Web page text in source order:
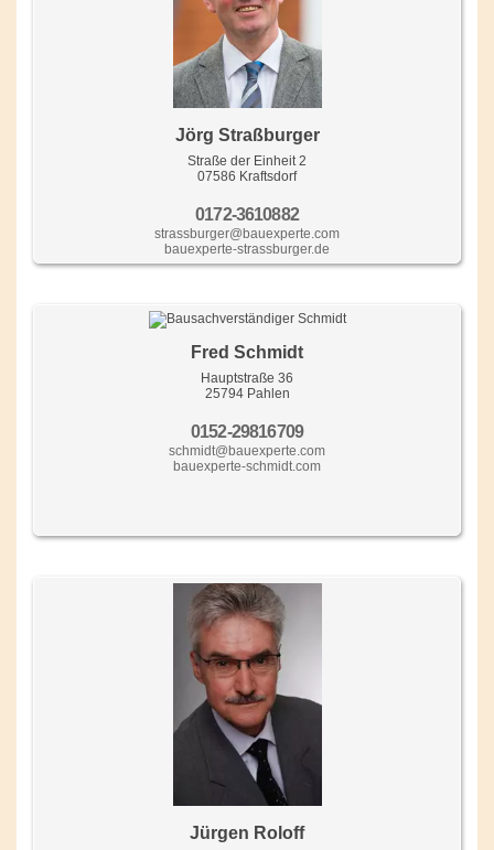
Jörg Straßburger
Straße der Einheit 2
07586 Kraftsdorf
0172-3610882
strassburger@bauexperte.com
bauexperte-strassburger.de
Fred Schmidt
Hauptstraße 36
25794 Pahlen
0152-29816709
schmidt@bauexperte.com
bauexperte-schmidt.com
Jürgen Roloff